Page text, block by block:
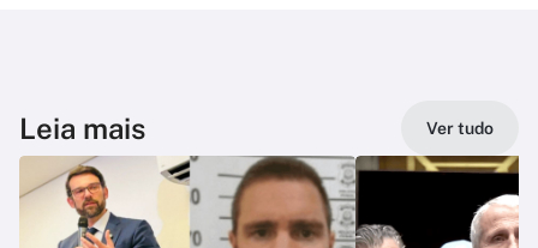
Leia mais Ver tudo